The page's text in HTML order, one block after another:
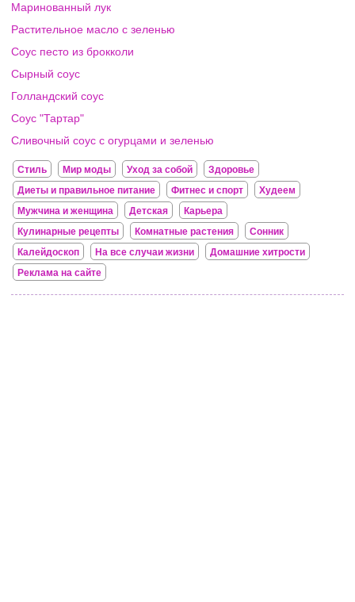
Маринованный лук
Растительное масло с зеленью
Соус песто из брокколи
Сырный соус
Голландский соус
Соус "Тартар"
Сливочный соус с огурцами и зеленью
Стиль Мир моды Уход за собой
Здоровье
Диеты и правильное питание
Фитнес и спорт
Худеем
Мужчина и женщина
Детская
Карьера
Кулинарные рецепты
Комнатные растения
Сонник
Калейдоскоп
На все случаи жизни
Домашние хитрости
Реклама на сайте